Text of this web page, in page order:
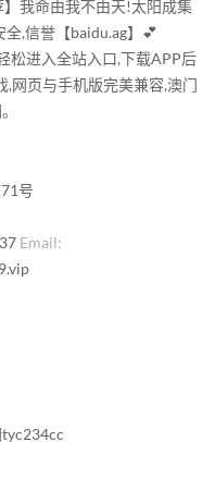
我命由我不由天!太阳成集
,信誉【baidu.ag】💕
松进入全站入口,下载APP后
,网页与手机版完美兼容,澳门
号
Email